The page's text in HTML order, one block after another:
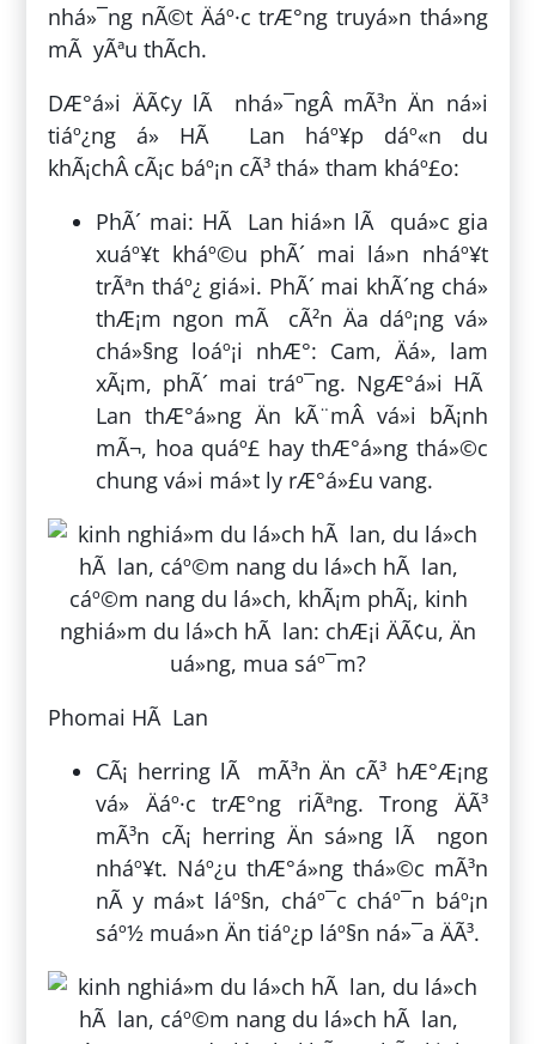
nhá»¯ng nÃ©t Äáº·c trÆ°ng truyá»n thá»ng
mÃ yÃªu thÃ­ch.
DÆ°á»i ÄÃ¢y lÃ nhá»¯ngÂ mÃ³n Än ná»i
tiáº¿ng á» HÃ Lan háº¥p dáº«n du
khÃ¡chÂ cÃ¡c báº¡n cÃ³ thá» tham kháº£o:
PhÃ´ mai: HÃ Lan hiá»n lÃ quá»c gia
xuáº¥t kháº©u phÃ´ mai lá»n nháº¥t
trÃªn tháº¿ giá»i. PhÃ´ mai khÃ´ng chá»
thÆ¡m ngon mÃ cÃ²n Äa dáº¡ng vá»
chá»§ng loáº¡i nhÆ°: Cam, Äá», lam
xÃ¡m, phÃ´ mai tráº¯ng. NgÆ°á»i HÃ
Lan thÆ°á»ng Än kÃ¨mÂ vá»i bÃ¡nh
mÃ¬, hoa quáº£ hay thÆ°á»ng thá»©c
chung vá»i má»t ly rÆ°á»£u vang.
Phomai HÃ Lan
CÃ¡ herring lÃ mÃ³n Än cÃ³ hÆ°Æ¡ng
vá» Äáº·c trÆ°ng riÃªng. Trong ÄÃ³
mÃ³n cÃ¡ herring Än sá»ng lÃ ngon
nháº¥t. Náº¿u thÆ°á»ng thá»©c mÃ³n
nÃ y má»t láº§n, cháº¯c cháº¯n báº¡n
sáº½ muá»n Än tiáº¿p láº§n ná»¯a ÄÃ³.